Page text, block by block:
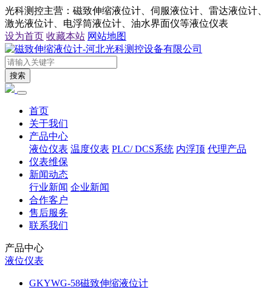
光科测控主营：磁致伸缩液位计、伺服液位计、雷达液位计、
激光液位计、电浮筒液位计、油水界面仪等液位仪表
设为首页 收藏本站 网站地图
搜索
首页
关于我们
产品中心
液位仪表 温度仪表 PLC/ DCS系统 内浮顶 代理产品
仪表维保
新闻动态
行业新闻 企业新闻
合作客户
售后服务
联系我们
产品中心
液位仪表
GKYWG-58磁致伸缩液位计